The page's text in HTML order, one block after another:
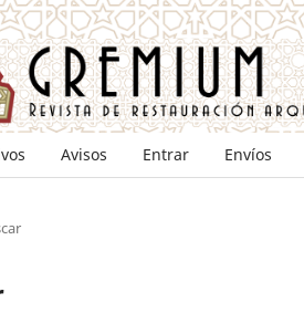
Avisos Entrar Envíos